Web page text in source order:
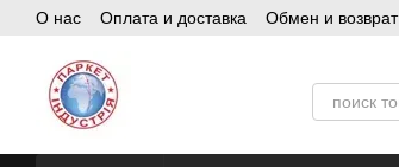
Перейти к основному контенту
О нас Оплата и доставка Обмен и возврат